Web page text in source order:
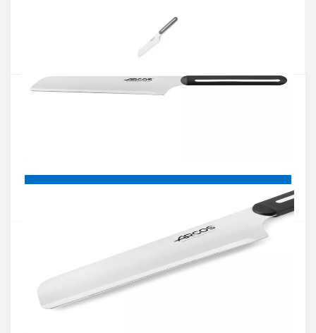
Артикул:379500
Офіційний дистриб'ютор
Офіційний дистриб'ютор ARCOS в Україні